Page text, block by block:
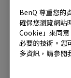
BenQ 尊重您的
確保您瀏覽網站
Cookie」來同
必要的技術。您
多資訊，請參閱
使用手冊
Quick Start
更新:2022/09/
語言:General